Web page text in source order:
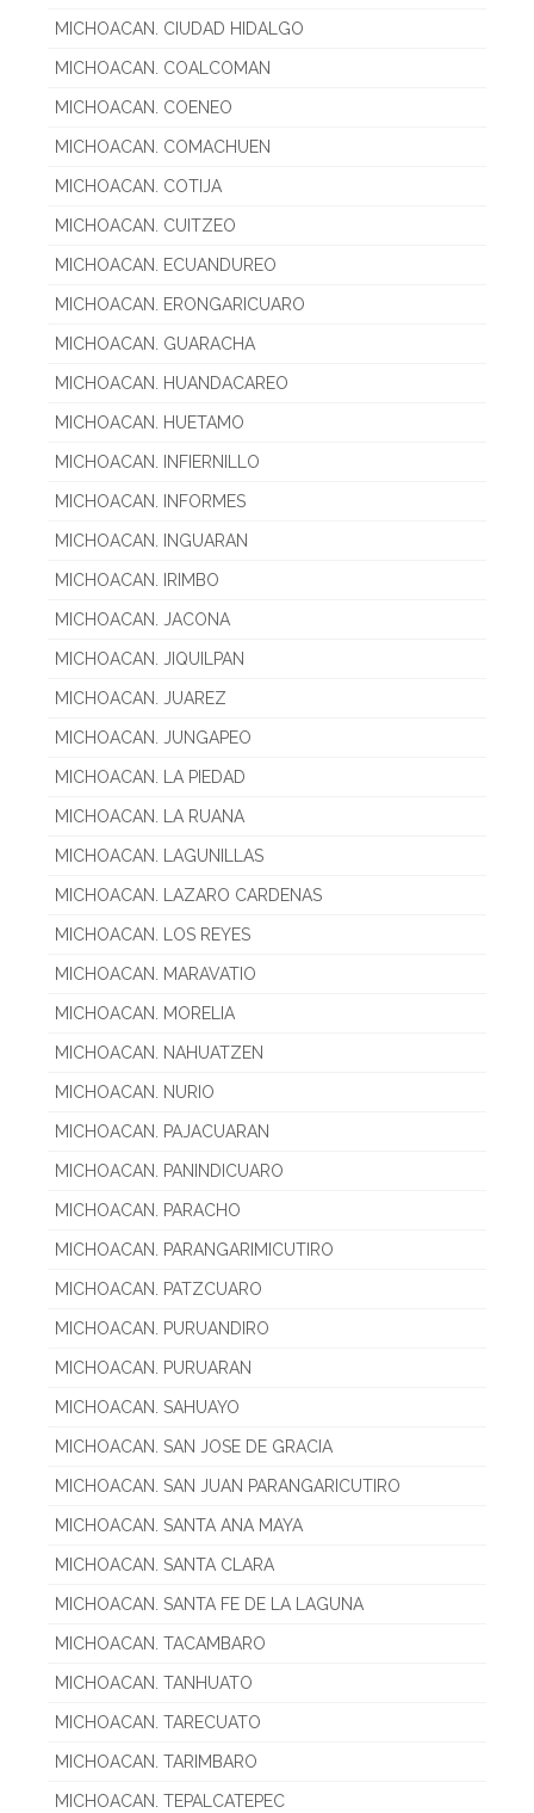
MICHOACAN. CIUDAD HIDALGO
MICHOACAN. COALCOMAN
MICHOACAN. COENEO
MICHOACAN. COMACHUEN
MICHOACAN. COTIJA
MICHOACAN. CUITZEO
MICHOACAN. ECUANDUREO
MICHOACAN. ERONGARICUARO
MICHOACAN. GUARACHA
MICHOACAN. HUANDACAREO
MICHOACAN. HUETAMO
MICHOACAN. INFIERNILLO
MICHOACAN. INFORMES
MICHOACAN. INGUARAN
MICHOACAN. IRIMBO
MICHOACAN. JACONA
MICHOACAN. JIQUILPAN
MICHOACAN. JUAREZ
MICHOACAN. JUNGAPEO
MICHOACAN. LA PIEDAD
MICHOACAN. LA RUANA
MICHOACAN. LAGUNILLAS
MICHOACAN. LAZARO CARDENAS
MICHOACAN. LOS REYES
MICHOACAN. MARAVATIO
MICHOACAN. MORELIA
MICHOACAN. NAHUATZEN
MICHOACAN. NURIO
MICHOACAN. PAJACUARAN
MICHOACAN. PANINDICUARO
MICHOACAN. PARACHO
MICHOACAN. PARANGARIMICUTIRO
MICHOACAN. PATZCUARO
MICHOACAN. PURUANDIRO
MICHOACAN. PURUARAN
MICHOACAN. SAHUAYO
MICHOACAN. SAN JOSE DE GRACIA
MICHOACAN. SAN JUAN PARANGARICUTIRO
MICHOACAN. SANTA ANA MAYA
MICHOACAN. SANTA CLARA
MICHOACAN. SANTA FE DE LA LAGUNA
MICHOACAN. TACAMBARO
MICHOACAN. TANHUATO
MICHOACAN. TARECUATO
MICHOACAN. TARIMBARO
MICHOACAN. TEPALCATEPEC